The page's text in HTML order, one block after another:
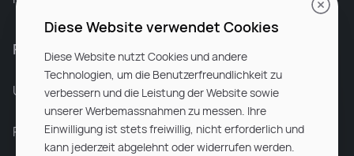
Für Unternehmen
Unsere Dienstleistungen
Partnerunternehmen
Diese Website verwendet Cookies
Diese Website nutzt Cookies und andere
Technologien, um die Benutzerfreundlichkeit zu
verbessern und die Leistung der Website sowie
unserer Werbemassnahmen zu messen. Ihre
Einwilligung ist stets freiwillig, nicht erforderlich und
kann jederzeit abgelehnt oder widerrufen werden.